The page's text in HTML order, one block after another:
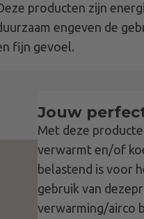
producten zijn
engeven de
fijn gevoel.
Jouw
Met deze
verwarmt en/of
belastend is voor
gebruik van
verwarming/airco